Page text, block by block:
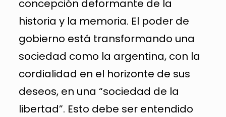
concepción deformante de la
historia y la memoria. El poder de
gobierno está transformando una
sociedad como la argentina, con la
cordialidad en el horizonte de sus
deseos, en una “sociedad de la
libertad”. Esto debe ser entendido